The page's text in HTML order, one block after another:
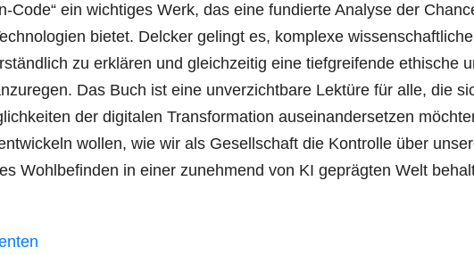
Code“ ein wichtiges Werk, das eine fundierte Analyse der
bietet. Delcker gelingt es, komplexe
zu erklären und gleichzeitig eine tiefgreifende ethische
Das Buch ist eine unverzichtbare Lektüre für alle, die
der digitalen Transformation auseinandersetzen
wollen, wie wir als Gesellschaft die Kontrolle über
Wohlbefinden in einer zunehmend von KI geprägten Welt